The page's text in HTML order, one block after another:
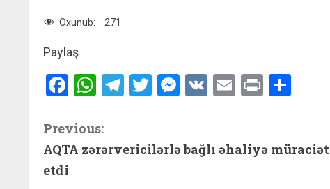
Oxunub: 271
Paylaş
Facebook
WhatsApp
Telegram
Twitter
Messenger
VK Email
Print
C
o
Previous:
AQTA zərərvericilərlə bağlı əhaliyə müraciət
etdi